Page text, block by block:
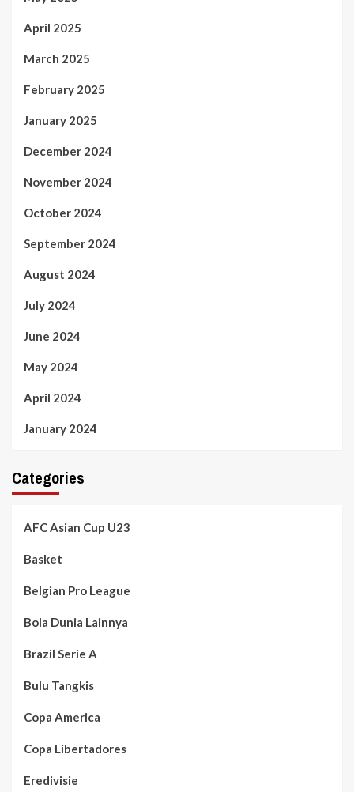
April 2025
March 2025
February 2025
January 2025
December 2024
November 2024
October 2024
September 2024
August 2024
July 2024
June 2024
May 2024
April 2024
January 2024
Categories
AFC Asian Cup U23
Basket
Belgian Pro League
Bola Dunia Lainnya
Brazil Serie A
Bulu Tangkis
Copa America
Copa Libertadores
Eredivisie